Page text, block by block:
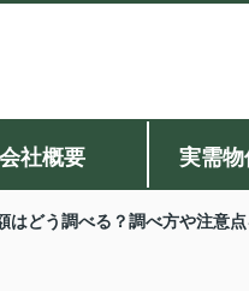
会社概要 実需
はどう調べる？調べ方や注意